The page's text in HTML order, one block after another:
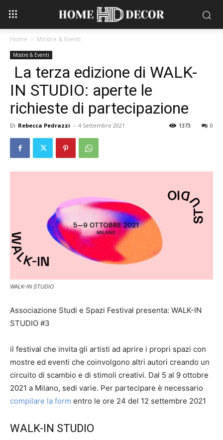
Home Mostre & Eventi
Mostre & Eventi
La terza edizione di WALK-
IN STUDIO: aperte le
richieste di partecipazione
Di Rebecca Pedrazzi - 4 Settembre 2021 0
1373
WALK-IN STUDIO
Associazione Studi e Spazi Festival presenta: WALK-IN
STUDIO #3
il festival che invita gli artisti ad aprire i propri spazi con
mostre ed eventi che coinvolgono altri autori creando un
circuito di scambio e di stimoli creativi. Dal 5 al 9 ottobre
2021 a Milano, sedi varie. Per partecipare è necessario
compilare la form entro le ore 24 del 12 settembre 2021
WALK-IN STUDIO